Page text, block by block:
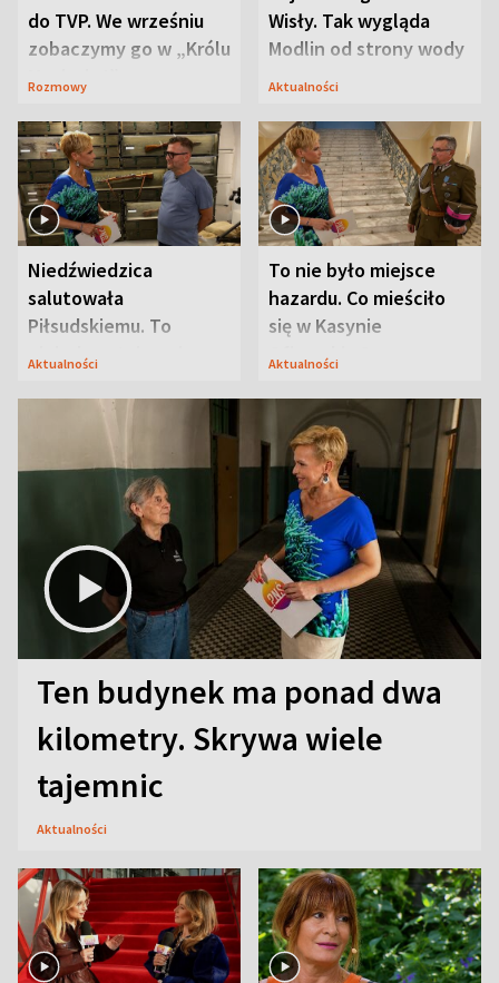
do TVP. We wrześniu
zobaczymy go w „Królu
Maciusiu I”
Rozmowy
Wisły. Tak wygląda
Modlin od strony wody
Aktualności
Niedźwiedzica
salutowała
Piłsudskiemu. To
niejedyna tajemnica
Aktualności
To nie było miejsce
hazardu. Co mieściło
się w Kasynie
Oficerskim?
Aktualności
Ten budynek ma ponad dwa
kilometry. Skrywa wiele
tajemnic
Aktualności